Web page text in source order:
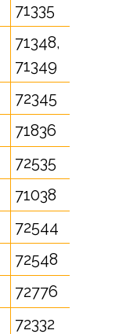
71335
71348,
71349
72345
71836
72535
71038
72544
72548
72776
72332